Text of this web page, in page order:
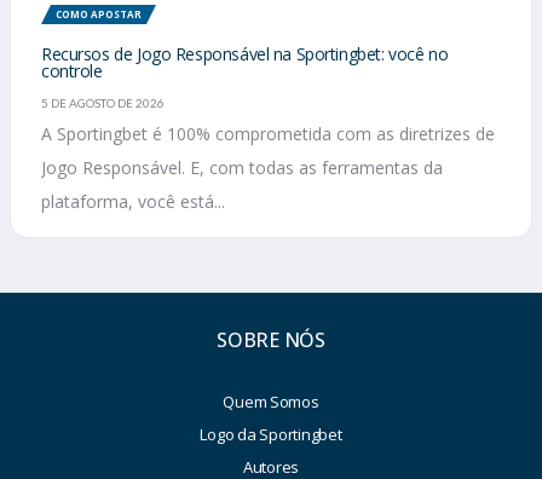
COMO APOSTAR
Recursos de Jogo Responsável na Sportingbet: você no
controle
5 DE AGOSTO DE 2026
A Sportingbet é 100% comprometida com as diretrizes de
Jogo Responsável. E, com todas as ferramentas da
plataforma, você está...
SOBRE NÓS
Quem Somos
Logo da Sportingbet
Autores